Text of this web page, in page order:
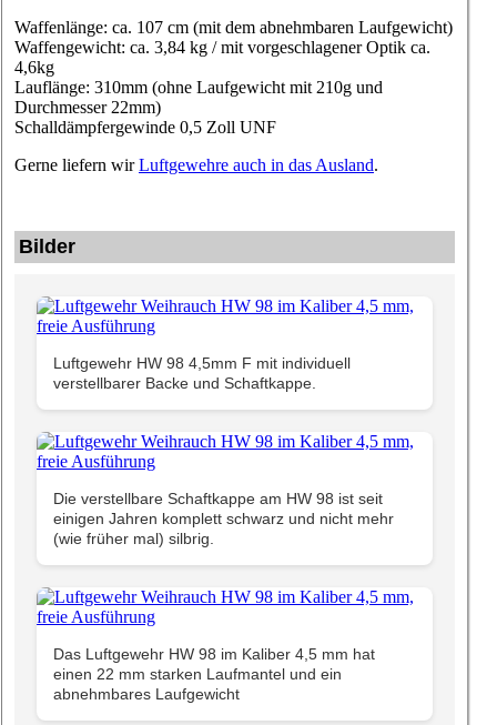
Waffenlänge: ca. 107 cm (mit dem abnehmbaren Laufgewicht)
Waffengewicht: ca. 3,84 kg / mit vorgeschlagener Optik ca.
4,6kg
Lauflänge: 310mm (ohne Laufgewicht mit 210g und
Durchmesser 22mm)
Schalldämpfergewinde 0,5 Zoll UNF
Gerne liefern wirLuftgewehre auch in das Ausland.
Bilder
Luftgewehr HW 98 4,5mm F mit individuell
verstellbarer Backe und Schaftkappe.
Die verstellbare Schaftkappe am HW 98 ist seit
einigen Jahren komplett schwarz und nicht mehr
(wie früher mal) silbrig.
Das Luftgewehr HW 98 im Kaliber 4,5 mm hat
einen 22 mm starken Laufmantel und ein
abnehmbares Laufgewicht